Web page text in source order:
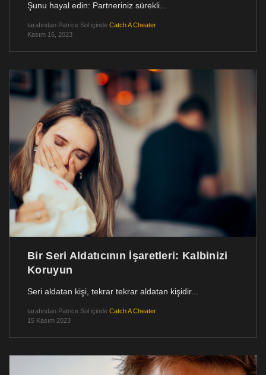
Şunu hayal edin: Partneriniz sürekli...
tarafından Patrice Sol içinde Catch A Cheater
Kasım 16, 2023
Bir Seri Aldatıcının İşaretleri: Kalbinizi
Koruyun
Seri aldatan kişi, tekrar tekrar aldatan kişidir...
tarafından Patrice Sol içinde Catch A Cheater
15 Kasım 2023